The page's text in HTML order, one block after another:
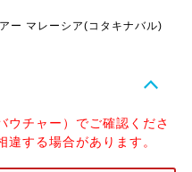
ー マレーシア(コタキナバル)
ウチャー）でご確認くださ
する場合があります。